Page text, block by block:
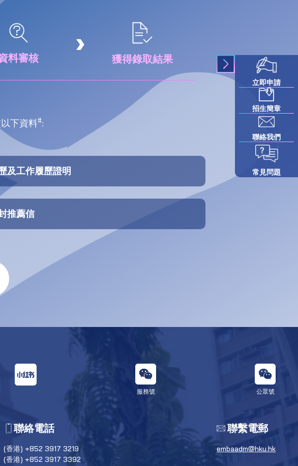
料審核 獲得錄取結果
下資料#:
及工作履歷證明
推薦信
服務號 公眾號
聯絡電話
(香港) +852 3917 3219
(香港) +852 3917 3392
聯繫電郵
embaadm@hku.hk
立即申請
招生簡章
聯絡我們
常見問題